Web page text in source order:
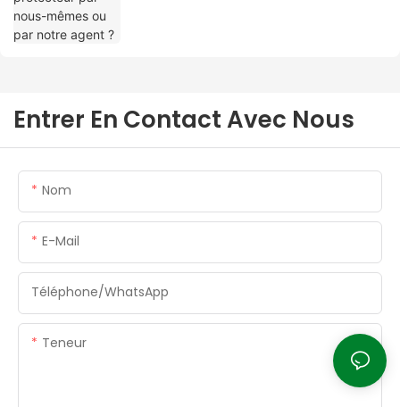
Entrer En Contact Avec Nous
Nom
E-Mail
Téléphone/WhatsApp
Teneur